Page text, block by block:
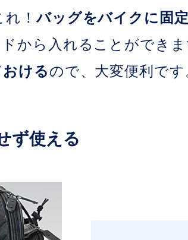
れ！バッグをバイクに固
から入れることができ
けるので、大変便利です
ず使える